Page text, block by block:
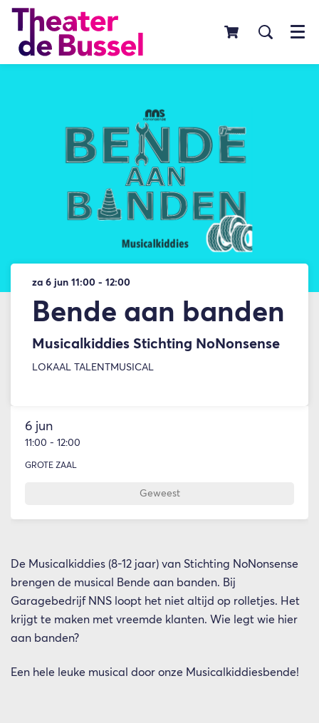
Menu
Bende aan banden
Musicalkiddies Stichting NoNonsense
za 6 jun 11:00 - 12:00
LOKAAL TALENT MUSICAL
6 jun
11:00 - 12:00
GROTE ZAAL
Geweest
De Musicalkiddies (8-12 jaar) van Stichting NoNonsense
brengen de musical Bende aan banden. Bij
Garagebedrijf NNS loopt het niet altijd op rolletjes. Het
krijgt te maken met vreemde klanten. Wie legt wie hier
aan banden?
Een hele leuke musical door onze Musicalkiddiesbende!